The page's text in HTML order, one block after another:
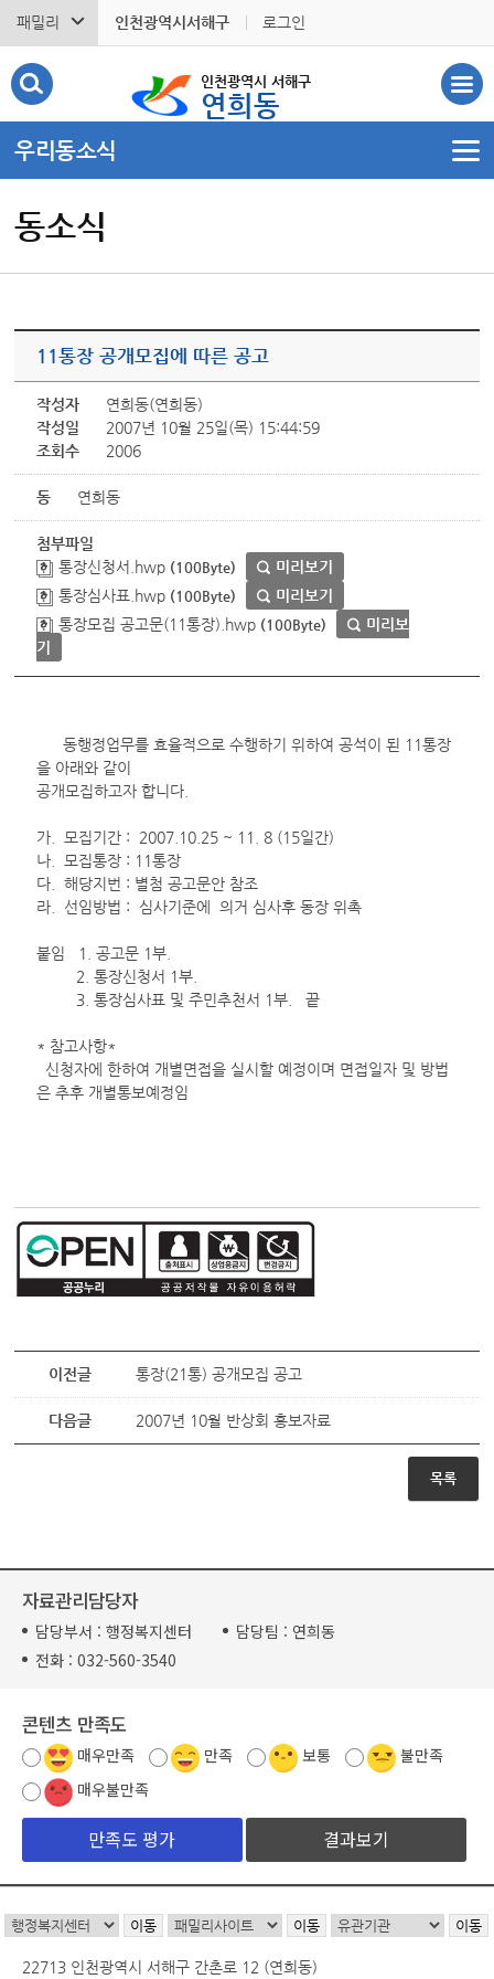
패밀리 인천광역시서해구 로그인
인천광역시 서해구
연희동
우리동소식
동소식
11통장 공개모집에 따른 공고
작성자
연희동(연희동)
작성일
2007년 10월 25일(목) 15:44:59
조회수
2006
동 연희동
첨부파일
통장신청서.hwp (100Byte)
미리보기
통장심사표.hwp (100Byte)
미리보기
통장모집 공고문(11통장).hwp (100Byte)
미리보
기
동행정업무를 효율적으로 수행하기 위하여 공석이 된 11통장
을 아래와 같이
공개모집하고자 합니다.
가. 모집기간 : 2007.10.25 ~ 11. 8 (15일간)
나. 모집통장 : 11통장
다. 해당지번 : 별첨 공고문안 참조
라. 선임방법 : 심사기준에 의거 심사후 동장 위촉
붙임 1. 공고문 1부.
2. 통장신청서 1부.
3. 통장심사표 및 주민추천서 1부. 끝
* 참고사항*
신청자에 한하여 개별면접을 실시할 예정이며 면접일자 및 방법
은 추후 개별통보예정임
이전글 통장(21통) 공개모집 공고
다음글 2007년 10월 반상회 홍보자료
목록
자료관리담당자
담당부서 : 행정복지센터 담당팀 : 연희동
전화 : 032-560-3540
콘텐츠 만족도
매우만족 만족 보통
불만족
매우불만족
결과보기
22713 인천광역시 서해구 간촌로 12 (연희동)